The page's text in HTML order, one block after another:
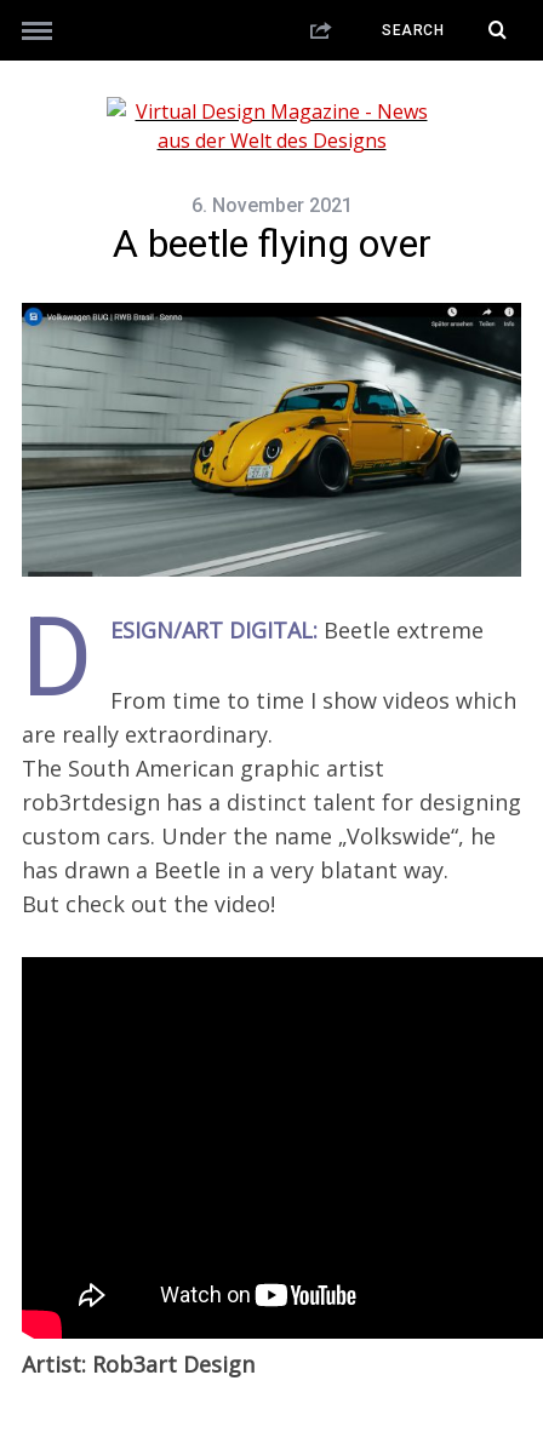
6. November 2021
A beetle flying over
D ESIGN/ART DIGITAL:Beetle extreme
From time to time I show videos which
are really extraordinary.
The South American graphic artist
rob3rtdesign has a distinct talent for designing
custom cars. Under the name „Volkswide“, he
has drawn a Beetle in a very blatant way.
But check out the video!
Artist: Rob3art Design